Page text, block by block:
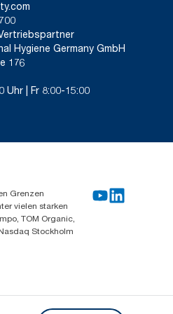
Hygiene Germany GmbH
176
Uhr | Fr 8:00-15:00
Grenzen
vielen starken
TOM Organic,
Stockholm